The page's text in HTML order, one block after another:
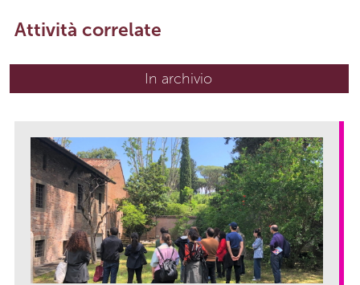
Attività correlate
In archivio